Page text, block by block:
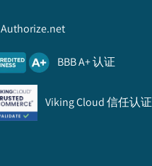
Authorize.net
BBB A+ 认证
Viking Cloud 信任认证